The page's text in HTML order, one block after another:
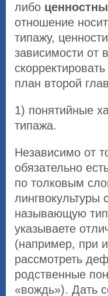
либо
отношение
типажу,
зависимости от
план второй
1) понятийные
типажа.
Независимо от
обязательно
по толковым
называющую
указываете
(например, при
рассмотреть
родственные
«вождь»). Дать